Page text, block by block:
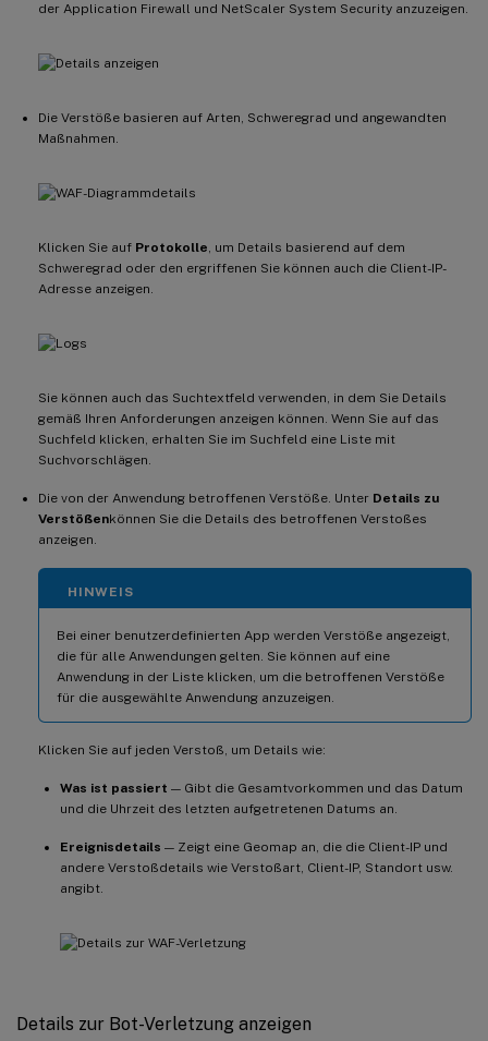
der Application Firewall und NetScaler System Security anzuzeigen.
Die Verstöße basieren auf Arten, Schweregrad und angewandten
Maßnahmen.
Klicken Sie auf Protokolle , um Details basierend auf dem
Schweregrad oder den ergriffenen Sie können auch die Client-IP-
Adresse anzeigen.
Sie können auch das Suchtextfeld verwenden, in dem Sie Details
gemäß Ihren Anforderungen anzeigen können. Wenn Sie auf das
Suchfeld klicken, erhalten Sie im Suchfeld eine Liste mit
Suchvorschlägen.
Die von der Anwendung betroffenen Verstöße. Unter Details zu
Verstößenkönnen Sie die Details des betroffenen Verstoßes
anzeigen.
HINWEIS
Bei einer benutzerdefinierten App werden Verstöße angezeigt,
die für alle Anwendungen gelten. Sie können auf eine
Anwendung in der Liste klicken, um die betroffenen Verstöße
für die ausgewählte Anwendung anzuzeigen.
Klicken Sie auf jeden Verstoß, um Details wie:
Was ist passiert — Gibt die Gesamtvorkommen und das Datum
und die Uhrzeit des letzten aufgetretenen Datums an.
Ereignisdetails — Zeigt eine Geomap an, die die Client-IP und
andere Verstoßdetails wie Verstoßart, Client-IP, Standort usw.
angibt.
Details zur Bot-Verletzung anzeigen